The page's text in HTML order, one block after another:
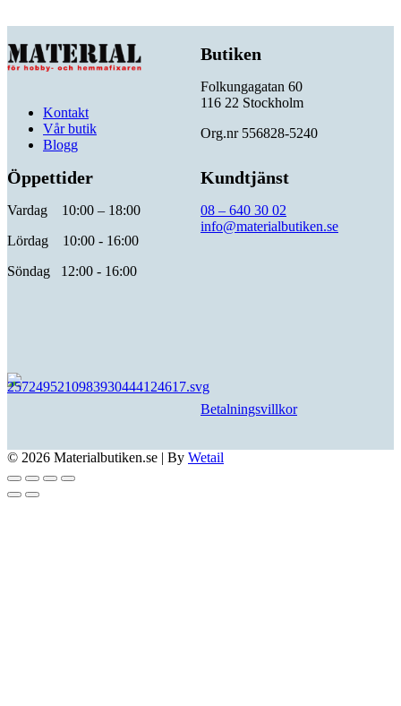
Kontakt
Vår butik
Blogg
Butiken
Folkungagatan 60
116 22 Stockholm
Org.nr 556828-5240
Öppettider
Vardag 10:00 – 18:00
Lördag 10:00 - 16:00
Söndag 12:00 - 16:00
Kundtjänst
08 – 640 30 02
info@materialbutiken.se
Betalningsvillkor
© 2026 Materialbutiken.se | By Wetail